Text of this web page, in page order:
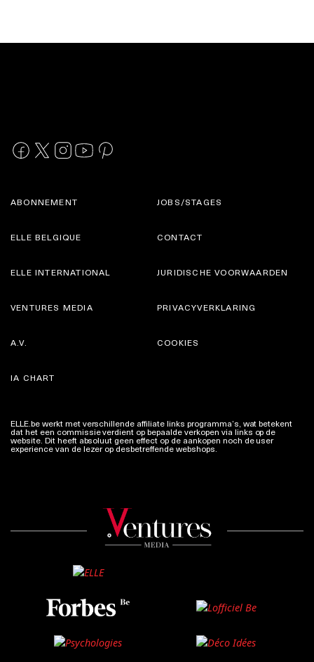
ABONNEMENT
ELLE BELGIQUE
JOBS/STAGES
CONTACT
ELLE INTERNATIONAL
VENTURES MEDIA
JURIDISCHE VOORWAARDEN
PRIVACYVERKLARING
A.V.
IA CHART
COOKIES
ELLE.be werkt met verschillende affiliate links programma’s, wat betekent
dat het een commissie verdient op bepaalde verkopen via links op de
website. Dit heeft absoluut geen effect op de aankopen noch de user
experience van de lezer op desbetreffende webshops.